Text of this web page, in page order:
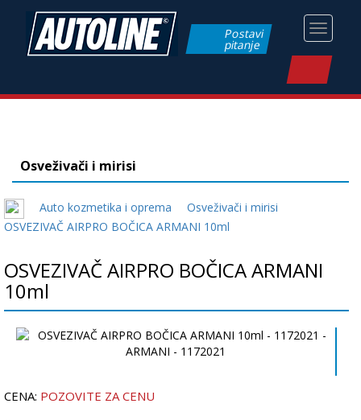
Toggle
Postavi
pitanje
Osveživači i mirisi
Auto kozmetika i oprema
Osveživači i mirisi
OSVEZIVAČ AIRPRO BOČICA ARMANI 10ml
OSVEZIVAČ AIRPRO BOČICA ARMANI
10ml
CENA: POZOVITE ZA CENU